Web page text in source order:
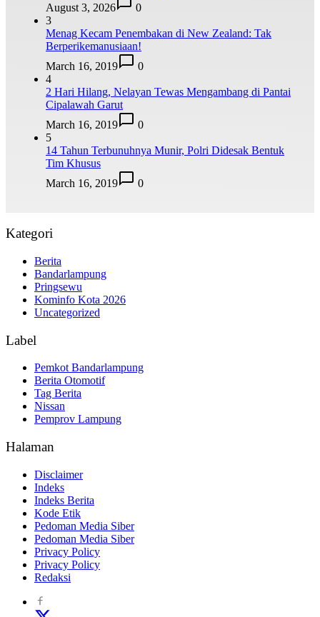
August 3, 2026
0
3
Menag Kecam Penembakan di New Zealand: Tak
Berperikemanusiaan!
March 16, 2019
0
4
2 Hari Hilang, Nelayan Tewas Mengambang di Pantai
Cipalawah Garut
March 16, 2019
0
5
14 Tahun Terbunuhnya Munir, Polri Didesak Bentuk
Tim Khusus
March 16, 2019
0
Kategori
Berita
Bandarlampung
Pringsewu
Kominfo Kota 2026
Uncategorized
Label
Pemkot Bandarlampung
Berita Otomotif
Tag Berita
Nissan
Pemprov Lampung
Halaman
Disclaimer
Indeks
Indeks Berita
Kode Etik
Pedoman Media Siber
Pedoman Media Siber
Privacy Policy
Privacy Policy
Redaksi